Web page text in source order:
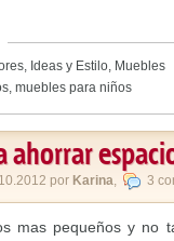
, Ideas y Estilo, Muebles
, muebles para niños
ahorrar
por Karina, 3
mas pequeños y no